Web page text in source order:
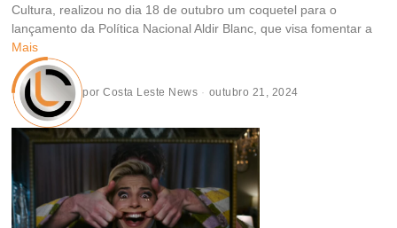
Cultura, realizou no dia 18 de outubro um coquetel para o
lançamento da Política Nacional Aldir Blanc, que visa fomentar a
Mais
porCosta Leste News outubro 21, 2024